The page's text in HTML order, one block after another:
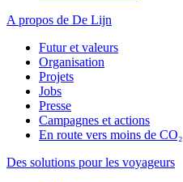
A propos de De Lijn
Futur et valeurs
Organisation
Projets
Jobs
Presse
Campagnes et actions
En route vers moins de CO₂
Des solutions pour les voyageurs